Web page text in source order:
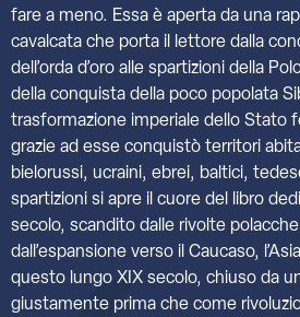
fare a meno. Essa è aperta da una
cavalcata che porta il lettore dalla
dell’orda d’oro alle spartizioni della
della conquista della poco popolata
trasformazione imperiale dello Stato
grazie ad esse conquistò territori
bielorussi, ucraini, ebrei, baltici,
spartizioni si apre il cuore del libro
secolo, scandito dalle rivolte
dall’espansione verso il Caucaso,
questo lungo XIX secolo, chiuso da
giustamente prima che come